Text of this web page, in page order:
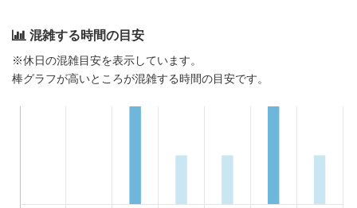
混雑する時間の目安
※休日の混雑目安を表示しています。
棒グラフが高いところが混雑する時間の目安です。